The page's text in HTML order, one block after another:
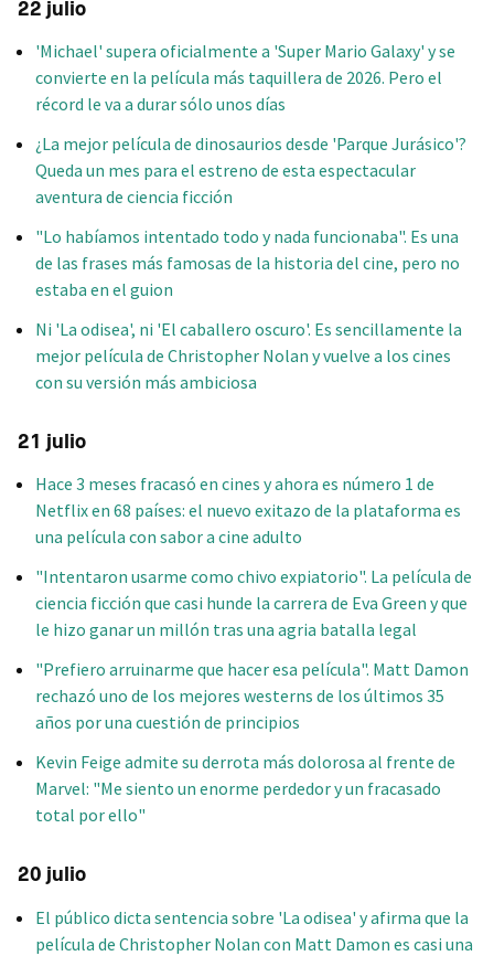
22 julio
'Michael' supera oficialmente a 'Super Mario Galaxy' y se
convierte en la película más taquillera de 2026. Pero el
récord le va a durar sólo unos días
¿La mejor película de dinosaurios desde 'Parque Jurásico'?
Queda un mes para el estreno de esta espectacular
aventura de ciencia ficción
"Lo habíamos intentado todo y nada funcionaba". Es una
de las frases más famosas de la historia del cine, pero no
estaba en el guion
Ni 'La odisea', ni 'El caballero oscuro'. Es sencillamente la
mejor película de Christopher Nolan y vuelve a los cines
con su versión más ambiciosa
21 julio
Hace 3 meses fracasó en cines y ahora es número 1 de
Netflix en 68 países: el nuevo exitazo de la plataforma es
una película con sabor a cine adulto
"Intentaron usarme como chivo expiatorio". La película de
ciencia ficción que casi hunde la carrera de Eva Green y que
le hizo ganar un millón tras una agria batalla legal
"Prefiero arruinarme que hacer esa película". Matt Damon
rechazó uno de los mejores westerns de los últimos 35
años por una cuestión de principios
Kevin Feige admite su derrota más dolorosa al frente de
Marvel: "Me siento un enorme perdedor y un fracasado
total por ello"
20 julio
El público dicta sentencia sobre 'La odisea' y afirma que la
película de Christopher Nolan con Matt Damon es casi una